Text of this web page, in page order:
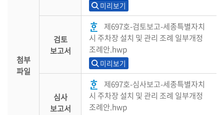
첨부
파일
미리보기
검토
보고서
제697호-검토보고-세종특별자치
시 주차장 설치 및 관리 조례 일부개정
조례안.hwp
미리보기
심사
보고서
제697호-심사보고-세종특별자치
시 주차장 설치 및 관리 조례 일부개정
조례안.hwp